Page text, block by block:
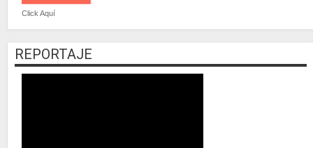
Click Aquí
REPORTAJE